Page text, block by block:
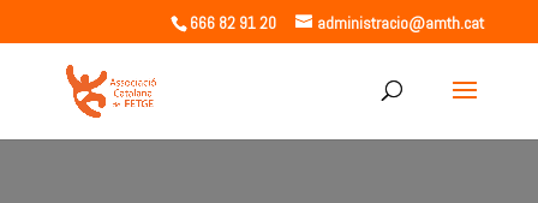
666 82 91 20 administracio@amth.cat